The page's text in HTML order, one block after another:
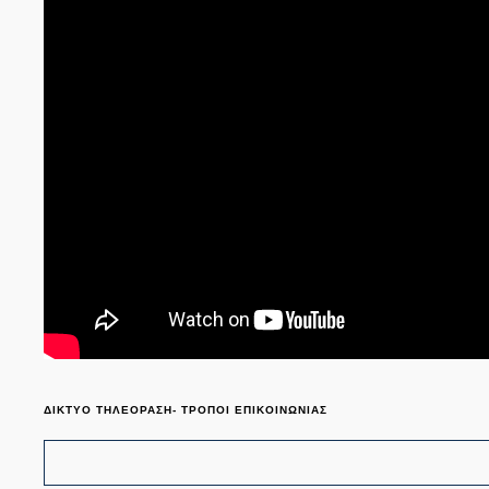
ΔΙΚΤΥΟ ΤΗΛΕΟΡΑΣΗ- ΤΡΟΠΟΙ ΕΠΙΚΟΙΝΩΝΙΑΣ